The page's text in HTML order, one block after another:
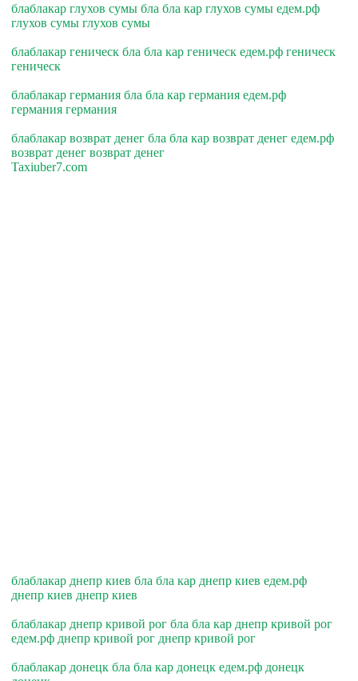
блаблакар глухов сумы бла бла кар глухов сумы едем.рф
глухов сумы глухов сумы
блаблакар геническ бла бла кар геническ едем.рф геническ
геническ
блаблакар германия бла бла кар германия едем.рф
германия германия
блаблакар возврат денег бла бла кар возврат денег едем.рф
возврат денег возврат денег
Taxiuber7.com
блаблакар днепр киев бла бла кар днепр киев едем.рф
днепр киев днепр киев
блаблакар днепр кривой рог бла бла кар днепр кривой рог
едем.рф днепр кривой рог днепр кривой рог
блаблакар донецк бла бла кар донецк едем.рф донецк